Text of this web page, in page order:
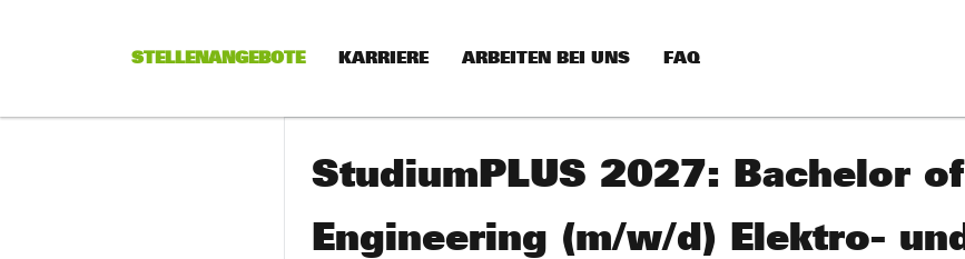
STELLENANGEBOTE KARRIERE ARBEITEN BEI UNS FAQ
StudiumPLUS 2027: Bachelor of
Engineering (m/w/d) Elektro- und